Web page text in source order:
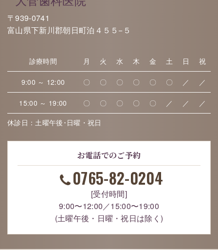
〒939-0741
富山県下新川郡朝日町泊４５５−５
診療時間 月 火 水 木 金 土 日 祝
9:00 ～ 12:00 〇 〇 〇 〇 〇 〇 ／ ／
15:00 ～ 19:00 〇 〇 〇 〇 〇 ／ ／
／
休診日：土曜午後･日曜・祝日
お電話でのご予約
0765-82-0204
[受付時間]
9:00〜12:00／15:00〜19:00
(土曜午後・日曜・祝日は除く)